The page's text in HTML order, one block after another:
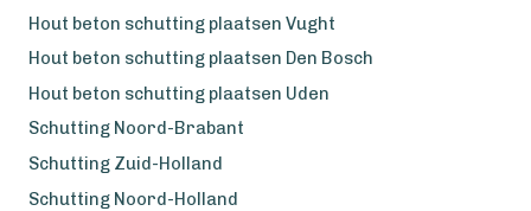
Hout beton schutting plaatsen Vught
Hout beton schutting plaatsen Den Bosch
Hout beton schutting plaatsen Uden
Schutting Noord-Brabant
Schutting Zuid-Holland
Schutting Noord-Holland